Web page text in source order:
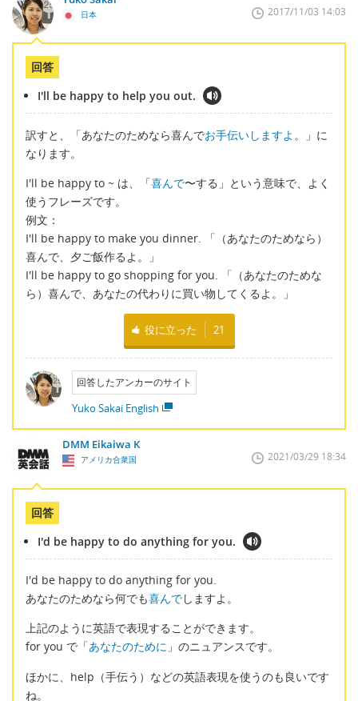
日本 2017/11/03 14:03
回答
I'll be happy to help you out.
訳すと、「あなたのためなら喜んでお手伝いしますよ 。」に
なります。
I'll be happy to ~ は、「喜んで〜する」という意味で、よく
使うフレーズです。
例文：
I'll be happy to make you dinner. 「（あなたのためなら）
喜んで、夕ご飯作るよ。」
I'll be happy to go shopping for you. 「（あなたのためな
ら）喜んで、あなたの代わりに買い物してくるよ。」
役に立った 21
回答したアンカーのサイト
Yuko Sakai English
DMM Eikaiwa K
アメリカ合衆国 2021/03/29 18:34
回答
I'd be happy to do anything for you.
I'd be happy to do anything for you.
あなたのためなら何でも喜んでしますよ。
上記のように英語で表現することができます。
for you で「あなたのために 」のニュアンスです。
ほかに、help（手伝う）などの英語表現を使うのも良いです
ね。